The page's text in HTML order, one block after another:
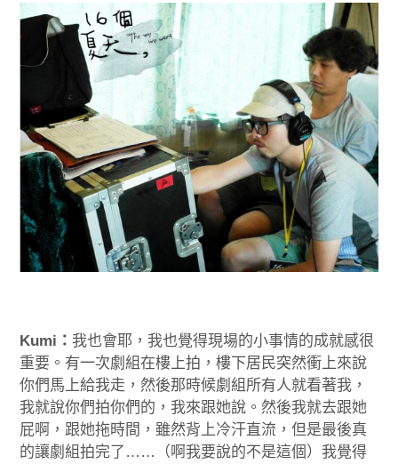
Kumi：我也會耶，我也覺得現場的小事情的成就感很
重要。有一次劇組在樓上拍，樓下居民突然衝上來說
你們馬上給我走，然後那時候劇組所有人就看著我，
我就說你們拍你們的，我來跟她說。然後我就去跟她
屁啊，跟她拖時間，雖然背上冷汗直流，但是最後真
的讓劇組拍完了……（啊我要說的不是這個）我覺得